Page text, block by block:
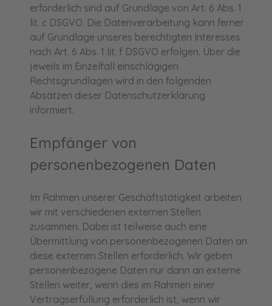
erforderlich sind auf Grundlage von Art. 6 Abs. 1
lit. c DSGVO. Die Datenverarbeitung kann ferner
auf Grundlage unseres berechtigten Interesses
nach Art. 6 Abs. 1 lit. f DSGVO erfolgen. Über die
jeweils im Einzelfall einschlägigen
Rechtsgrundlagen wird in den folgenden
Absätzen dieser Datenschutzerklärung
informiert.
Empfänger von
personenbezogenen Daten
Im Rahmen unserer Geschäftstätigkeit arbeiten
wir mit verschiedenen externen Stellen
zusammen. Dabei ist teilweise auch eine
Übermittlung von personenbezogenen Daten an
diese externen Stellen erforderlich. Wir geben
personenbezogene Daten nur dann an externe
Stellen weiter, wenn dies im Rahmen einer
Vertragserfüllung erforderlich ist, wenn wir